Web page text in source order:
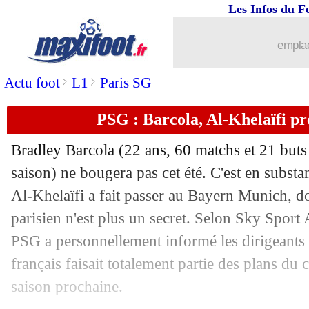
Actu foot> L1 > Paris SG
Les Infos du
PSG : Barcola, Al-Khelaïfi
Bradley Barcola (22 ans, 60 matchs et 21
saison) ne bougera pas cet été. C'est en
Al-Khelaïfi a fait passer au Bayern Munich,
parisien n'est plus un secret. Selon Sky Sport
PSG a personnellement informé les
français faisait totalement partie des plans du
saison prochaine.
: Luis Enrique, les mots forts
24/06 Newcastle: une offre de 53 M€ pour
24/06 Strasbourg: Pape Demba Diop va
24/06 OM: Henrique revient sur ses
24/06 Lille : Newcastle pense aussi à
24/06 PSG: Hakimi prévient Messi
24/06 Clermont